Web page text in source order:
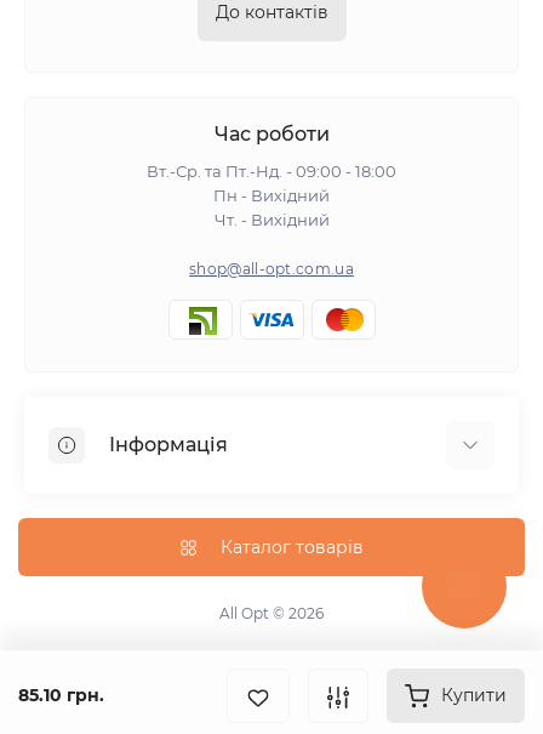
85.10 грн. Купити
До контактів
Час роботи
Вт.-Ср. та Пт.-Нд. - 09:00 - 18:00
Пн - Вихідний
Чт. - Вихідний
shop@all-opt.com.ua
Інформація
Оплата та доставка
Повернення та обмін
Політика конфіденційності
Каталог товарів
All Opt © 2026